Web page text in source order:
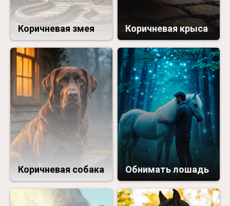
Коричневая змея Коричневая крыса
Коричневая собака Обнимать лошадь